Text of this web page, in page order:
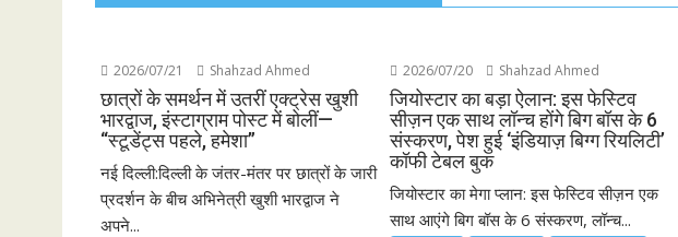
2026/07/21 Shahzad Ahmed
छात्रों के समर्थन में उतरीं एक्ट्रेस खुशी
भारद्वाज, इंस्टाग्राम पोस्ट में बोलीं—
“स्टूडेंट्स पहले, हमेशा”
नई दिल्ली:दिल्ली के जंतर-मंतर पर छात्रों के जारी
प्रदर्शन के बीच अभिनेत्री खुशी भारद्वाज ने
अपने...
2026/07/20 Shahzad Ahmed
जियोस्टार का बड़ा ऐलान: इस फेस्टिव
सीज़न एक साथ लॉन्च होंगे बिग बॉस के 6
संस्करण, पेश हुई ‘इंडियाज़ बिग्ग रियलिटी’
कॉफी टेबल बुक
जियोस्टार का मेगा प्लान: इस फेस्टिव सीज़न एक
साथ आएंगे बिग बॉस के 6 संस्करण, लॉन्च...